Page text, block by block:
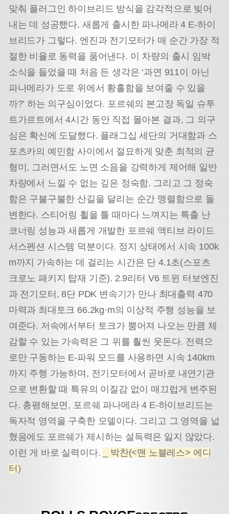
맞춰 플러그인 하이브리드 방식을 감각적으로 빚어
내는 데 성공했다. 새롭게 출시한 파나메라 4 E-하이
브리드가 그렇다. 엔진과 전기모터가 매 순간 가장 적
절한 비율로 동력을 품어낸다. 이 차량의 출시 임박
소식을 들었을 때 처음 든 생각은 ‘과연 911이 아닌
파나메라가 도로 위에서 황홀함을 보여줄 수 있을
까?’ 하는 의구심이었다. 포르쉐의 본고장 독일 슈투
트가르트에서 4시간 동안 직접 몰아본 결과, 그 의구
심은 확신에 도달했다. 플래그십 세단의 거대함과 스
포츠카의 예민함 사이에서 절묘하게 맞춘 최적의 균
형미, 그러면서도 노면 소음을 강력하게 제어해 일반
차량에서 느낄 수 없는 깊은 정숙함. 그리고 그 정숙
함은 구불구불한 산길을 달리는 순간 맹렬함으로 돌
변한다. 스티어링 휠을 틀 때마다 느껴지는 특출 난
코너링 성능과 새롭게 개발한 포르쉐 액티브 라이드
서스펜션 시스템 덕분이다. 정지 상태에서 시속 100k
m까지 가속하는 데 걸리는 시간은 단 4.1초(스포츠
크로노 패키지 탑재 기준). 2.9리터 V6 트윈 터보엔진
과 전기모터, 8단 PDK 변속기가 만나 최대출력 470
마력과 최대토크 66.2kg·m의 이상적 주행 성능을 보
여준다. 저속에서부터 토크가 뿜어져 나오는 만큼 체
감할 수 있는 가속력은 그 위를 훨씬 웃돈다. 전력으
로만 구동하는 E-파워 모드를 사용하면 시속 140km
까지 주행 가능하며, 전기모터에서 곧바로 내연기관
으로 변환할 때 특유의 이질감 없이 매끄럽게 변주된
다. 총평해보면, 포르쉐 파나메라 4 E-하이브리드는
독자적 영역을 구축한 모델이다. 그리고 그 영역을 넓
혔음에도 포르쉐가 제시하는 설득력은 잃지 않았다.
이런 게 바로 실력이다.
_ 박찬(<맨 노블레스> 에디
터)